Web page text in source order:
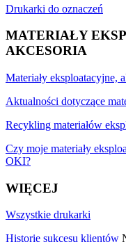
Drukarki do oznaczeń
MATERIAŁY
AKCESORIA
Materiały eksploatacyjne,
Aktualności dotyczące
Recykling materiałów
Czy moje materiały
OKI?
WIĘCEJ
Wszystkie drukarki
Historie sukcesu klientów